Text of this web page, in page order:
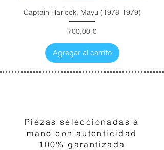
Captain Harlock, Mayu (1978-1979)
Precio
700,00 €
Agregar al carrito
Piezas seleccionadas a
mano con autenticidad
100% garantizada